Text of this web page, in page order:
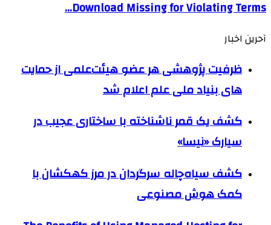
Download Missing for Violating Terms…
آحرین اخبار
ظرفیت پژوهشی هر عضو هیئت‌علمی از حمایت
های بنیاد ملی علم اعلام شد
کشف یک قمر ناشناخته با ساختاری عجیب در
سیارک «نیسا»
کشف سیاه‌چاله سرگردان در مرز کهکشان با
کمک هوش مصنوعی